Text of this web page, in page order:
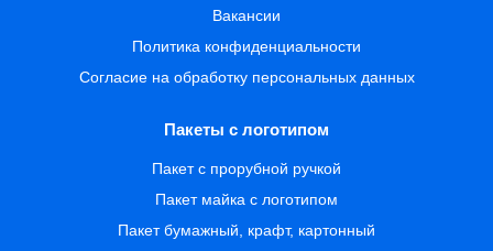
Вакансии
Политика конфиденциальности
Согласие на обработку персональных данных
Пакеты с логотипом
Пакет с прорубной ручкой
Пакет майка с логотипом
Пакет бумажный, крафт, картонный